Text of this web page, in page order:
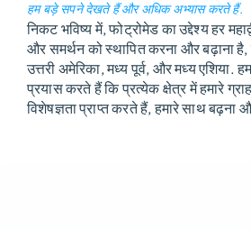
हम बड़े सपने देखते हैं और अधिक अभ्यास करते हैं.
निकट भविष्य में, फोट्रोमेड का उद्देश्य हर
और समर्थन को स्थापित करना और बढ़ाना है,
उत्तरी अमेरिका, मध्य पूर्व, और मध्य एशिया.
प्रयास करते हैं कि प्रत्येक क्षेत्र में हमारे
विशेषज्ञता प्राप्त करते हैं, हमारे साथ बढ़ना